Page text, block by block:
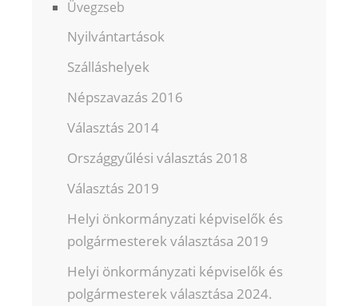
Üvegzseb
Nyilvántartások
Szálláshelyek
Népszavazás 2016
Választás 2014
Országgyűlési választás 2018
Választás 2019
Helyi önkormányzati képviselők és
polgármesterek választása 2019
Helyi önkormányzati képviselők és
polgármesterek választása 2024.